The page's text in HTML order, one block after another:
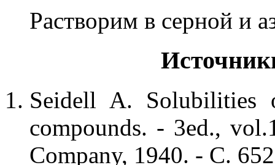
Растворим в серной и
Seidell A. Solubilities
compounds. - 3ed.,
Company, 1940. - С.